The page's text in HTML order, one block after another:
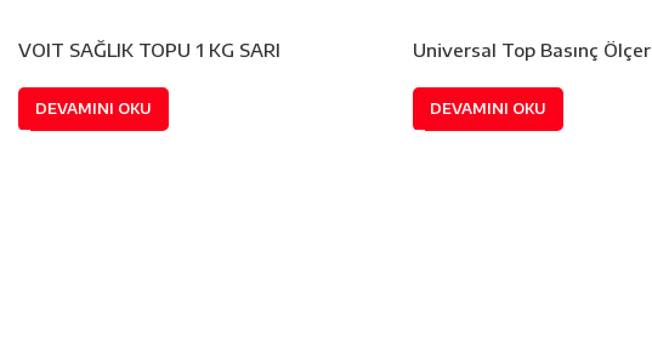
VOIT SAĞLIK TOPU 1 KG SARI
DEVAMINI OKU
Universal Top Basınç Ölçer
DEVAMINI OKU